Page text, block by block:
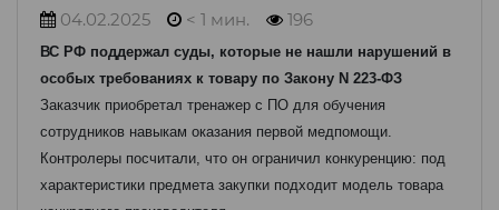
04.02.2025 < 1 мин. 196
ВС РФ поддержал суды, которые не нашли нарушений в
особых требованиях к товару по Закону N 223-ФЗ
Заказчик приобретал тренажер с ПО для обучения
сотрудников навыкам оказания первой медпомощи.
Контролеры посчитали, что он ограничил конкуренцию: под
характеристики предмета закупки подходит модель товара